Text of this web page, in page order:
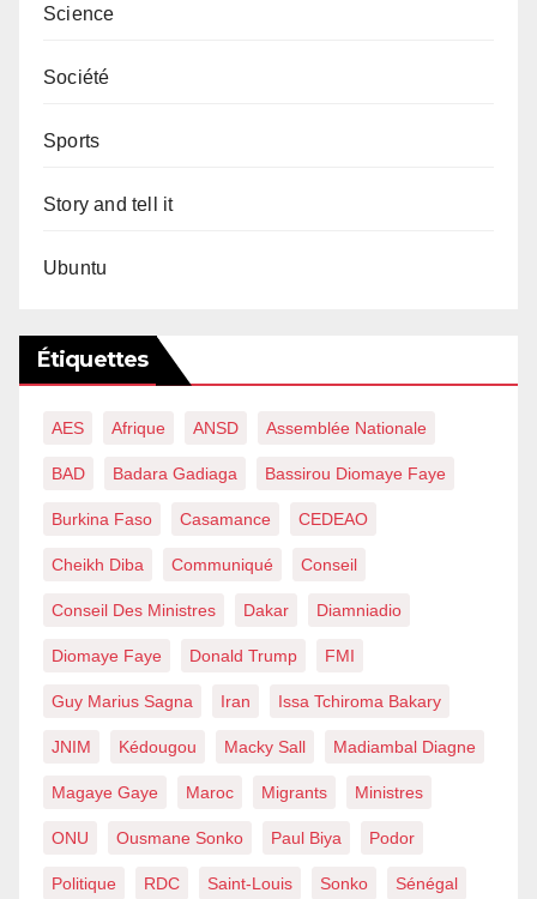
Science
Société
Sports
Story and tell it
Ubuntu
Étiquettes
AES Afrique ANSD Assemblée Nationale
BAD Badara Gadiaga Bassirou Diomaye Faye
Burkina Faso Casamance CEDEAO
Cheikh Diba Communiqué Conseil
Conseil Des Ministres Dakar Diamniadio
Diomaye Faye Donald Trump FMI
Guy Marius Sagna Iran Issa Tchiroma Bakary
JNIM Kédougou Macky Sall Madiambal Diagne
Magaye Gaye Maroc Migrants Ministres
ONU Ousmane Sonko Paul Biya Podor
Politique RDC Saint-Louis Sonko Sénégal